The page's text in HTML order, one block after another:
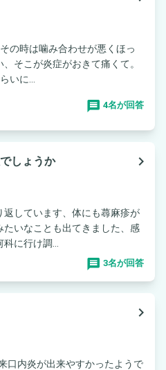
の時は噛み合わせが悪くほっ
そこが炎症がおきて痛くて。
いに...
4名が回答
しょうか
navigate_next
しています、体にも蕁麻疹が
いなことも出てきました、感
に行け調...
3名が回答
navigate_next
口内炎が出来やすかったようで